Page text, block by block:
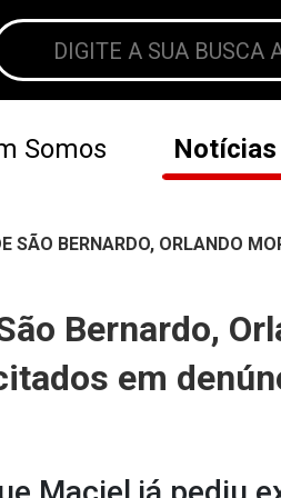
Somos Notícias
SÃO BERNARDO, ORLANDO
Bernardo,
em